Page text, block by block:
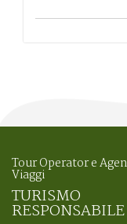
Tour Operator e
Viaggi
TURISMO
RESPONSABILE